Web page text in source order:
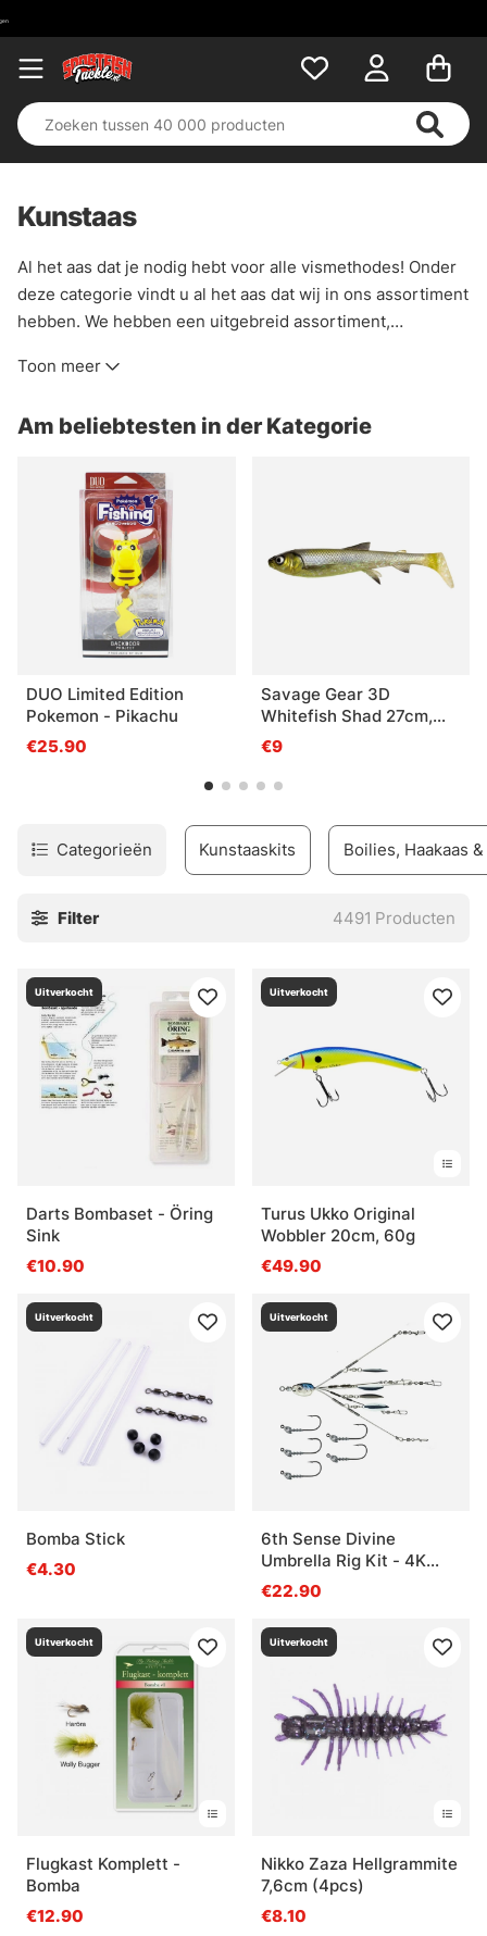
Kunstaas
Al het aas dat je nodig hebt voor alle vismethodes! Onder
deze categorie vindt u al het aas dat wij in ons assortiment
hebben. We hebben een uitgebreid assortiment,
fabrikanten. Wij van Sportfishtackle vinden dat aas tot het
deze categorie!
Toon meer
Am beliebtesten in der Kategorie
DUO Limited Edition
Pokemon - Pikachu
€25.90
Savage Gear 3D
Whitefish Shad 27cm,
152g - Hugo
€9
Categorieën Kunstaaskits Boilies, Haakaas
Filter 4491 Producten
Uitverkocht
Darts Bombaset - Öring
Sink
€10.90
Uitverkocht
Turus Ukko Original
Wobbler 20cm, 60g
€49.90
Uitverkocht
Bomba Stick
€4.30
Uitverkocht
6th Sense Divine
Umbrella Rig Kit - 4K
Shad
€22.90
Uitverkocht
Flugkast Komplett -
Bomba
€12.90
Uitverkocht
Nikko Zaza Hellgrammite
7,6cm (4pcs)
€8.10